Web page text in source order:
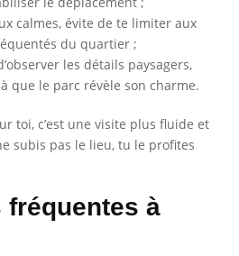
calmes, évite de te limiter aux
du quartier ;
les détails paysagers,
que le parc révèle son charme.
toi, c’est une visite plus fluide et
subis pas le lieu, tu le profites
fréquentes à